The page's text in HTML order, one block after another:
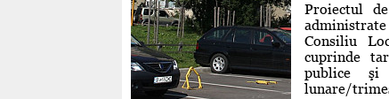
Proiectul
Consiliu
cuprinde
publice şi
lunare/